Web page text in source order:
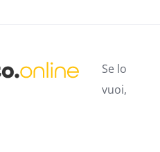
Se lo
vuoi,